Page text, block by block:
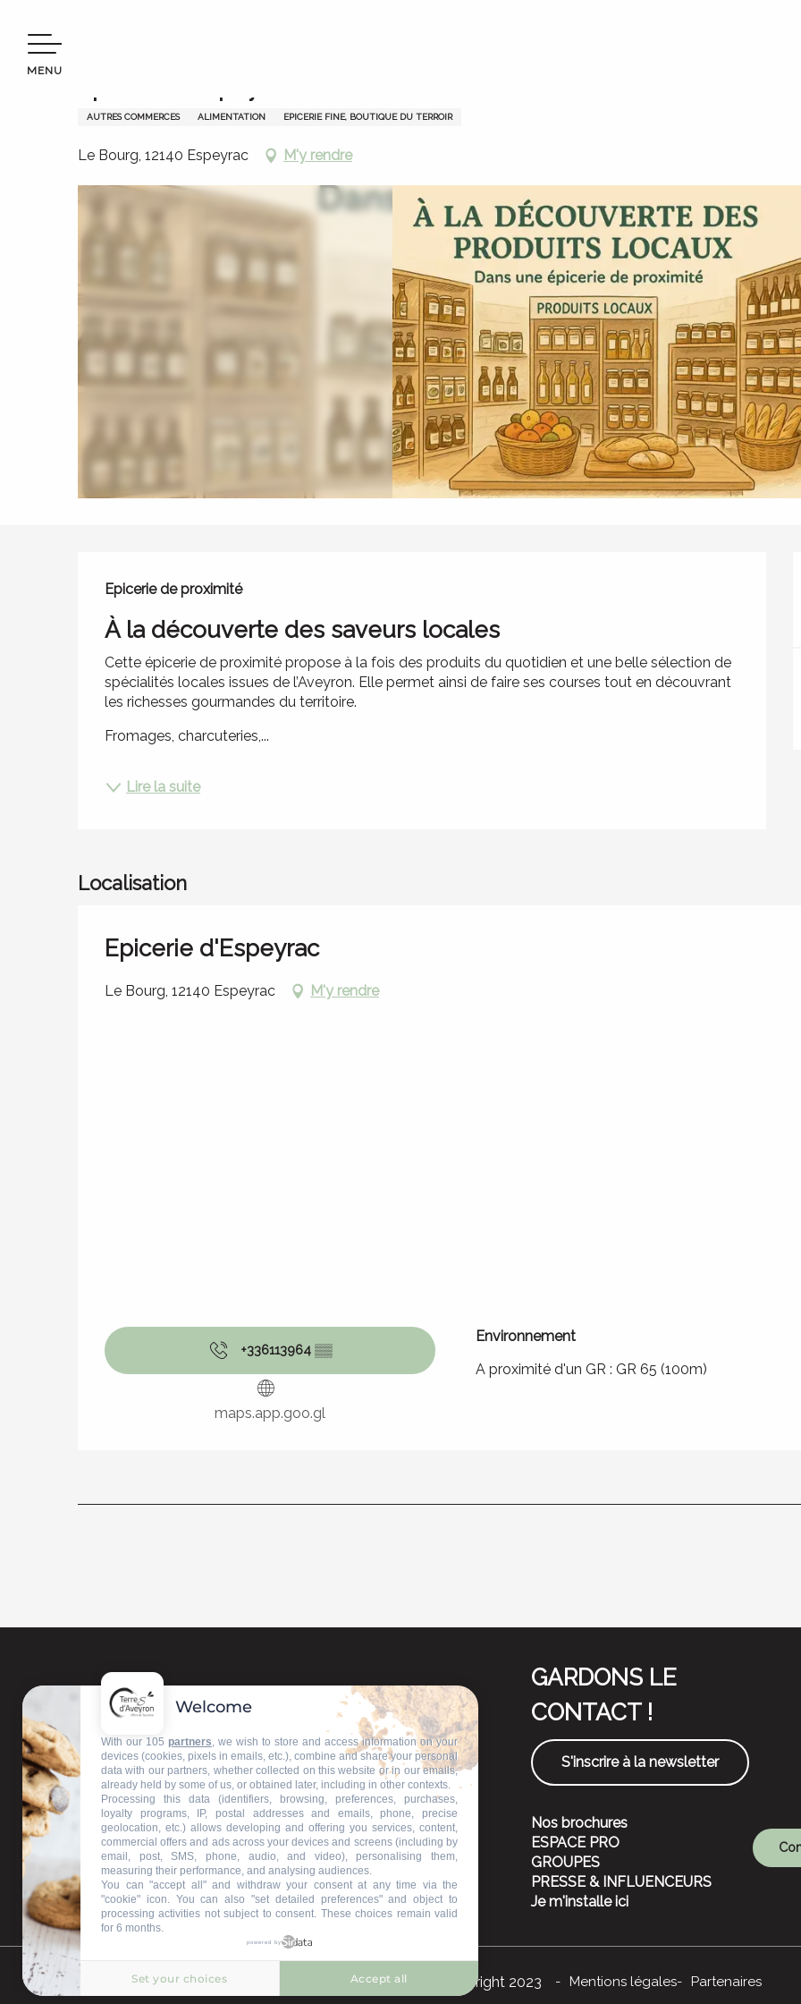
contenu
principal
MENU
AUTRES COMMERCES ALIMENTATION EPICERIE FINE, BOUTIQUE DU TERROIR
Le Bourg, 12140 Espeyrac M'y rendre
Description
Epicerie de proximité
À la découverte des saveurs locales
Cette épicerie de proximité propose à la fois des produits du quotidien et une belle sélection de
spécialités locales issues de l’Aveyron. Elle permet ainsi de faire ses courses tout en découvrant
les richesses gourmandes du territoire.
Fromages, charcuteries,...
Lire la suite
Localisation
Epicerie d'Espeyrac
Le Bourg, 12140 Espeyrac M'y rendre
+336113964 ▒▒
maps.app.goo.gl
Environnement
Environnement
A proximité d'un GR : GR 65 (100m)
Nos bureaux d'accueil
Restons connectés
GARDONS LE
CONTACT !
S'inscrire à la newsletter
Nos brochures
ESPACE PRO
GROUPES
PRESSE & INFLUENCEURS
Je m'installe ici
©Copyright 2023 Mentions légales Partenaires
Welcome
With our 105 partners, we wish to store and access information on your
devices (cookies, pixels in emails, etc.), combine and share your personal
data with our partners, whether collected on this website or in our emails,
already held by some of us, or obtained later, including in other contexts.
Processing this data (identifiers, browsing, preferences, purchases,
loyalty programs, IP, postal addresses and emails, phone, precise
geolocation, etc.) allows developing and offering you services, content,
commercial offers and ads across your devices and screens (including by
email, post, SMS, phone, audio, and video), personalising them,
measuring their performance, and analysing audiences.
You can "accept all" and withdraw your consent at any time via the
"cookie" icon. You can also "set detailed preferences" and object to
processing activities not subject to consent. These choices remain valid
for 6 months.
powered by
Set your choices Accept all